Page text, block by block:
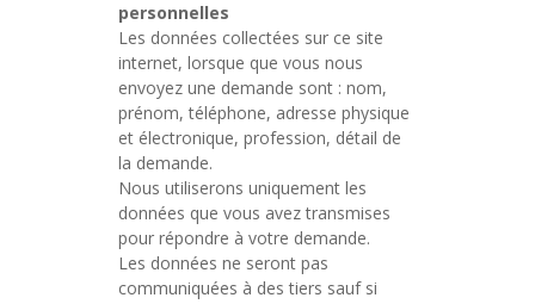
personnelles
Les données collectées sur ce site
internet, lorsque que vous nous
envoyez une demande sont : nom,
prénom, téléphone, adresse physique
et électronique, profession, détail de
la demande.
Nous utiliserons uniquement les
données que vous avez transmises
pour répondre à votre demande.
Les données ne seront pas
communiquées à des tiers sauf si